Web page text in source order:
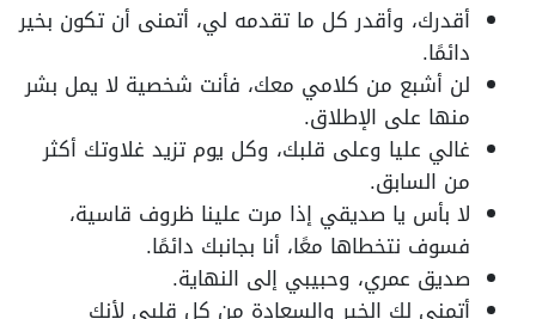
أقدرك، وأقدر كل ما تقدمه لي، أتمنى أن تكون بخير
دائمًا.
لن أشبع من كلامي معك، فأنت شخصية لا يمل بشر
منها على الإطلاق.
غالي عليا وعلى قلبك، وكل يوم تزيد غلاوتك أكثر
من السابق.
لا بأس يا صديقي إذا مرت علينا ظروف قاسية،
فسوف نتخطاها معًا، أنا بجانبك دائمًا.
صديق عمري، وحبيبي إلى النهاية.
أتمنى لك الخير والسعادة من كل قلبي لأنك